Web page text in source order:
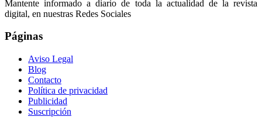
Mantente informado a diario de toda la actualidad de la revista
digital, en nuestras Redes Sociales
Páginas
Aviso Legal
Blog
Contacto
Política de privacidad
Publicidad
Suscripción